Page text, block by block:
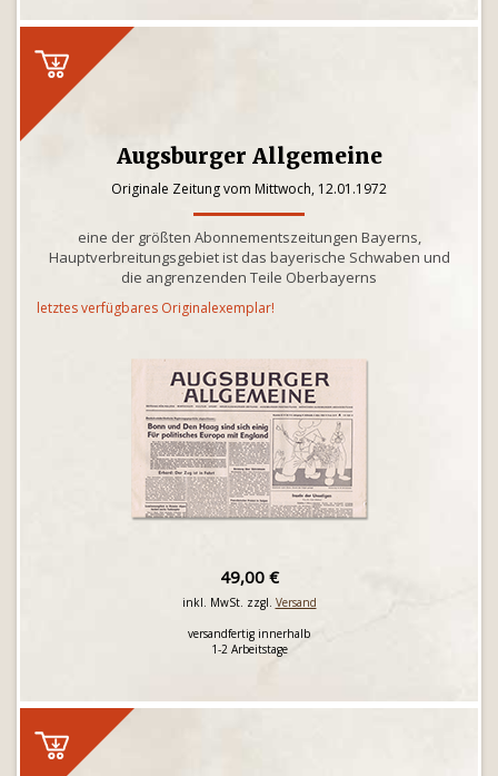
Augsburger Allgemeine
Originale Zeitung vom Mittwoch, 12.01.1972
eine der größten Abonnementszeitungen Bayerns,
Hauptverbreitungsgebiet ist das bayerische Schwaben und
die angrenzenden Teile Oberbayerns
letztes verfügbares Originalexemplar!
49,00 €
inkl. MwSt. zzgl. Versand
versandfertig innerhalb
1-2 Arbeitstage